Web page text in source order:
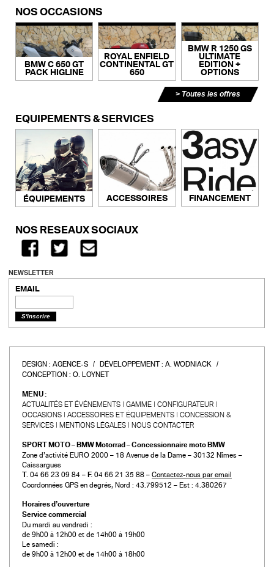
NOS OCCASIONS
BMW C 650 GT
PACK HIGLINE
ROYAL ENFIELD
CONTINENTAL GT
650
BMW R 1250 GS
ULTIMATE
EDITION +
OPTIONS
Toutes les offres
ÉQUIPEMENTS & SERVICES
ÉQUIPEMENTS ACCESSOIRES FINANCEMENT
NOS RÉSEAUX SOCIAUX
NEWSLETTER
EMAIL
DESIGN : AGENCE-S DÉVELOPPEMENT : A. WODNIACK
CONCEPTION : O. LOYNET
MENU :
ACTUALITÉS ET ÉVÉNEMENTS GAMME
CONFIGURATEUR
OCCASIONS
ACCESSOIRES ET ÉQUIPEMENTS
CONCESSION &
SERVICES
MENTIONS LÉGALES NOUS CONTACTER
SPORT MOTO – BMW Motorrad – Concessionnaire moto BMW
Zone d’activité EURO 2000 – 18 Avenue de la Dame – 30132 Nîmes –
Caissargues
T. 04 66 23 09 84 – F. 04 66 21 35 88 – Contactez-nous par email
Coordonnées GPS en degrés, Nord : 43.799512 – Est : 4.380267
Horaires d’ouverture
Service commercial
Du mardi au vendredi :
de 9h00 à 12h00 et de 14h00 à 19h00
Le samedi :
de 9h00 à 12h00 et de 14h00 à 18h00